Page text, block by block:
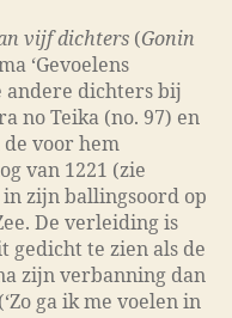
vijf dichters (Gonin
‘Gevoelens
andere dichters bij
no Teika (no. 97) en
voor hem
van 1221 (zie
zijn ballingsoord op
De verleiding is
gedicht te zien als de
zijn verbanning dan
ga ik me voelen in